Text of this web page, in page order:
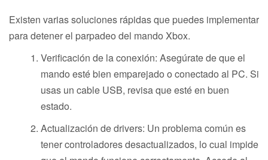
Existen varias soluciones rápidas que puedes implementar
para detener el parpadeo del mando Xbox.
Verificación de la conexión: Asegúrate de que el
mando esté bien emparejado o conectado al PC. Si
usas un cable USB, revisa que esté en buen
estado.
Actualización de drivers: Un problema común es
tener controladores desactualizados, lo cual impide